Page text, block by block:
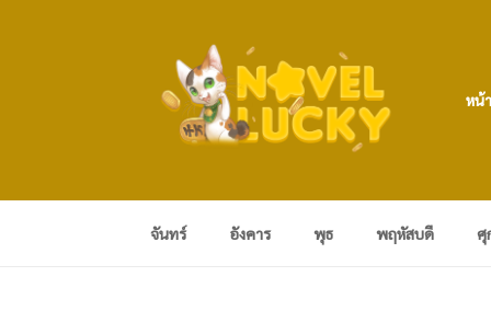
หน้
จันทร์ อังคาร พุธ พฤหัสบดี ศุ